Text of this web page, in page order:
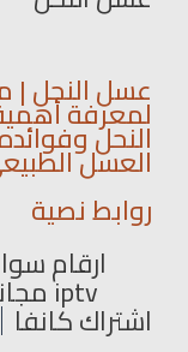
عسل النحل |
لمعرفة
النحل
العسل
روابط نصية
ارقام
iptv مجاني
اشتراك كانفا